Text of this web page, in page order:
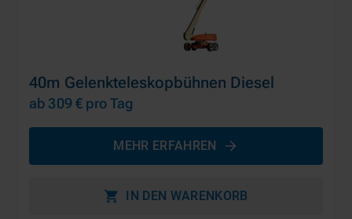
40m Gelenkteleskopbühnen Diesel
ab 309 € pro Tag
MEHR ERFAHREN
IN DEN WARENKORB